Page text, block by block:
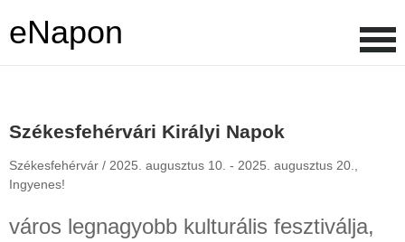
eNapon
Székesfehérvári Királyi Napok
Székesfehérvár / 2025. augusztus 10. - 2025. augusztus 20.,
Ingyenes!
város legnagyobb kulturális fesztiválja,